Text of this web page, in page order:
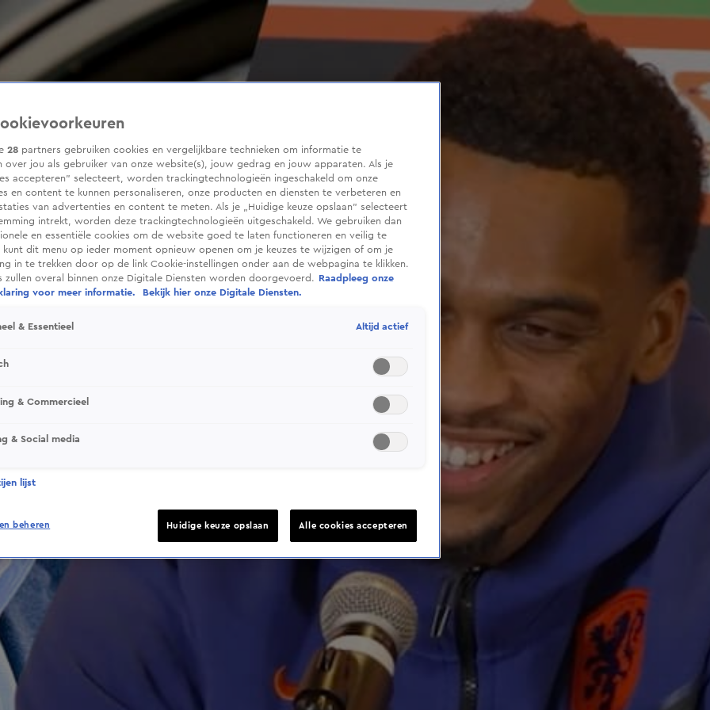
28 partners gebruiken cookies en vergelijkbare technieken om informatie te
over jou als gebruiker van onze website(s), jouw gedrag en jouw apparaten. Als je
accepteren” selecteert, worden trackingtechnologieën ingeschakeld om onze
en content te kunnen personaliseren, onze producten en diensten te verbeteren en
van advertenties en content te meten. Als je „Huidige keuze opslaan” selecteert
intrekt, worden deze trackingtechnologieën uitgeschakeld. We gebruiken dan
en essentiële cookies om de website goed te laten functioneren en veilig te
kunt dit menu op ieder moment opnieuw openen om je keuzes te wijzigen of om je
in te trekken door op de link Cookie-instellingen onder aan de webpagina te klikken.
zullen overal binnen onze Digitale Diensten worden doorgevoerd.
Raadpleeg onze
voor meer informatie.
Bekijk hier onze Digitale Diensten.
& Essentieel Altijd actief
& Commercieel
& Social media
lijst
beheren Huidige keuze opslaan Alle cookies accepteren